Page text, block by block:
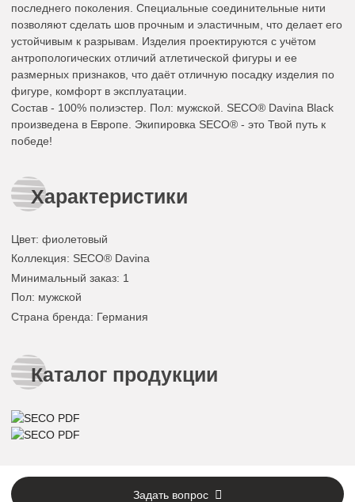
последнего поколения. Специальные соединительные нити
позволяют сделать шов прочным и эластичным, что делает его
устойчивым к разрывам. Изделия проектируются с учётом
антропологических отличий атлетической фигуры и ее
размерных признаков, что даёт отличную посадку изделия по
фигуре, комфорт в эксплуатации.
Состав - 100% полиэстер. Пол: мужской. SECO® Davina Black
произведена в Европе. Экипировка SECO® - это Твой путь к
победе!
Характеристики
Цвет: фиолетовый
Коллекция: SECO® Davina
Минимальный заказ: 1
Пол: мужской
Страна бренда: Германия
Каталог продукции
Задать вопрос